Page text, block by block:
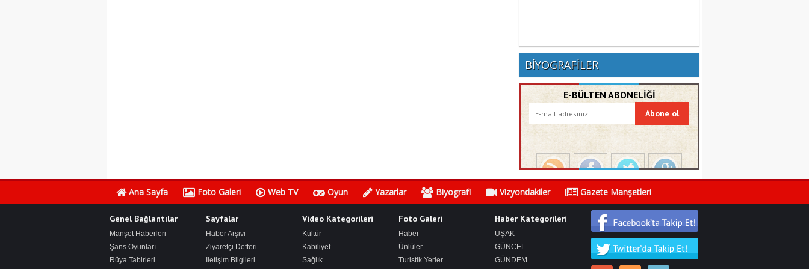
BİYOGRAFİLER
E-BÜLTEN ABONELİĞİ
Ana Sayfa Foto Galeri Web TV Oyun Yazarlar Biyografi Vizyondakiler Gazete Manşetleri
Genel Bağlantılar
Manşet Haberleri
Şans Oyunları
Rüya Tabirleri
Sayfalar
Haber Arşivi
Ziyaretçi Defteri
İletişim Bilgileri
Video Kategorileri
Kültür
Kabiliyet
Sağlık
Foto Galeri
Haber
Ünlüler
Turistik Yerler
Haber Kategorileri
UŞAK
GÜNCEL
GÜNDEM